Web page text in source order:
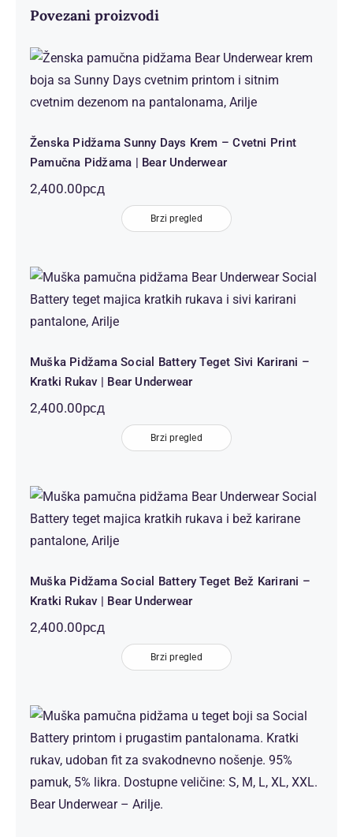
Povezani proizvodi
Ženska Pidžama Sunny Days Krem –
Cvetni Print Pamučna Pidžama |
Bear Underwear
Ženska Pidžama Sunny Days Krem – Cvetni Print
Pamučna Pidžama | Bear Underwear
2,400.00рсд
Brzi pregled
Muška Pidžama Social Battery Teget
Sivi Karirani – Kratki Rukav | Bear
Muška Pidžama Social Battery Teget Sivi Karirani –
Kratki Rukav | Bear Underwear
2,400.00рсд
Brzi pregled
Muška Pidžama Social Battery Teget
Bež Karirani – Kratki Rukav | Bear
Muška Pidžama Social Battery Teget Bež Karirani –
Kratki Rukav | Bear Underwear
2,400.00рсд
Brzi pregled
Muška Pidžama Social Battery Teget
– Kratki Rukav i Prugaste Pantalone
| Bear Underwear